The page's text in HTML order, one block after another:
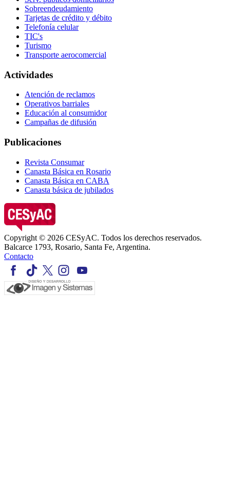
Sobreendeudamiento
Tarjetas de crédito y débito
Telefonía celular
TIC's
Turismo
Transporte aerocomercial
Actividades
Atención de reclamos
Operativos barriales
Educación al consumidor
Campañas de difusión
Publicaciones
Revista Consumar
Canasta Básica en Rosario
Canasta Básica en CABA
Canasta básica de jubilados
Copyright © 2026 CESyAC. Todos los derechos reservados.
Balcarce 1793, Rosario, Santa Fe, Argentina.
Contacto